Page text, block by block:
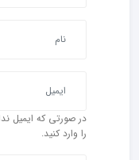
را وارد کنید.